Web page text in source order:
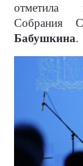
отметила
Собрания
Бабушкина.